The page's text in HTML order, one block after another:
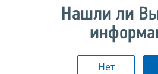
Нашли ли
Нет